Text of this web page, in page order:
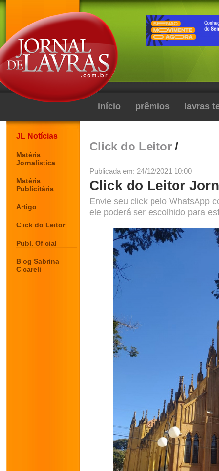
início prêmios lavras
JL Notícias
Matéria
Jornalística
Matéria
Publicitária
Artigo
Click do Leitor
Publ. Oficial
Blog Sabrina
Cicareli
Click do Leitor /
Publicada em: 24/12/2021 10:00
Click do Leitor
Envie seu click pelo WhatsApp
ele poderá ser escolhido para